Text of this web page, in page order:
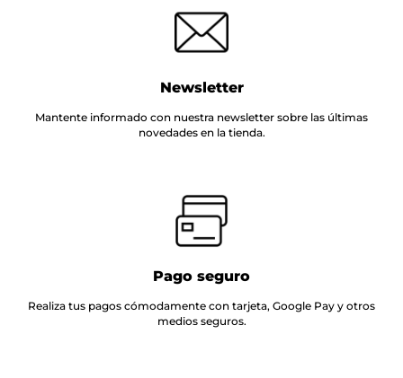
Newsletter
Mantente informado con nuestra newsletter sobre las últimas
novedades en la tienda.
Pago seguro
Realiza tus pagos cómodamente con tarjeta, Google Pay y otros
medios seguros.